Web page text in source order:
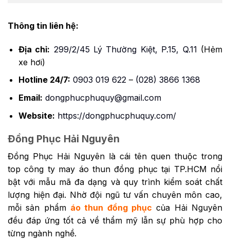
Thông tin liên hệ:
Địa chỉ: 299/2/45 Lý Thường Kiệt, P.15, Q.11 (Hẻm
xe hơi)
Hotline 24/7: 0903 019 622– (028) 3866 1368
Email: dongphucphuquy@gmail.com
Website: https://dongphucphuquy.com/
Đồng Phục Hải Nguyên
Đồng Phục Hải Nguyên là cái tên quen thuộc trong
top công ty may áo thun đồng phục tại TP.HCM nổi
bật với mẫu mã đa dạng và quy trình kiểm soát chất
lượng hiện đại. Nhờ đội ngũ tư vấn chuyên môn cao,
mỗi sản phẩm áo thun đồng phục của Hải Nguyên
đều đáp ứng tốt cả về thẩm mỹ lẫn sự phù hợp cho
từng ngành nghề.